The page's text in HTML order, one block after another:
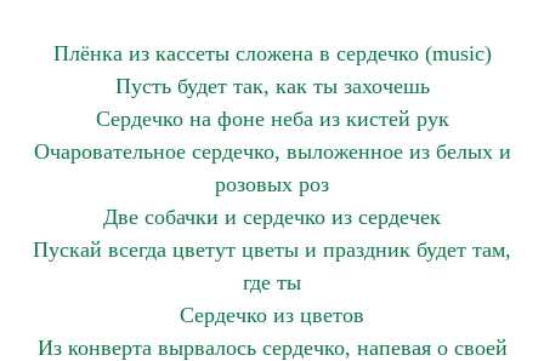
Плёнка из кассеты сложена в сердечко (music)
Пусть будет так, как ты захочешь
Сердечко на фоне неба из кистей рук
Очаровательное сердечко, выложенное из белых и
розовых роз
Две собачки и сердечко из сердечек
Пускай всегда цветут цветы и праздник будет там,
где ты
Сердечко из цветов
Из конверта вырвалось сердечко, напевая о своей